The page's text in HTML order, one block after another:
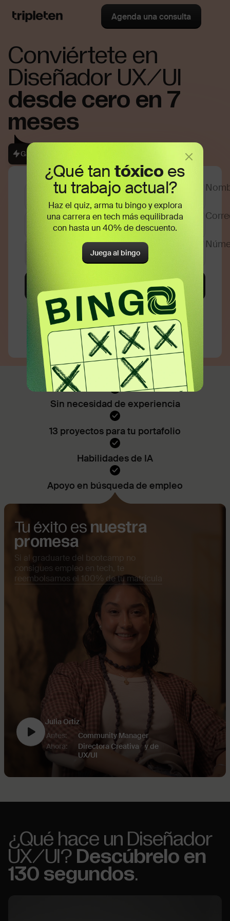
Agenda una consulta
Conviértete en
Diseñador UX/UI
desde cero en 7
meses
Garantía de reembolso del 100%
Sin necesidad de experiencia
13 proyectos para tu portafolio
Habilidades de IA
Apoyo en búsqueda de empleo
Tu éxito esnuestra
promesa
Si al graduarte del bootcamp no
consigues empleo en tech, te
reembolsamos el 100% de tu matrícula
Julia Ortiz
Antes:
Community Manager
Ahora:
Directora Creativa y de
UX/UI
¿Qué hace un Diseñador
UX/UI? Descúbrelo en
130 segundos.
¿Qué tan tóxico es
tu trabajo actual?
Haz el quiz, arma tu bingo y explora
una carrera en tech más equilibrada
con hasta un 40% de descuento.
Juega al bingo